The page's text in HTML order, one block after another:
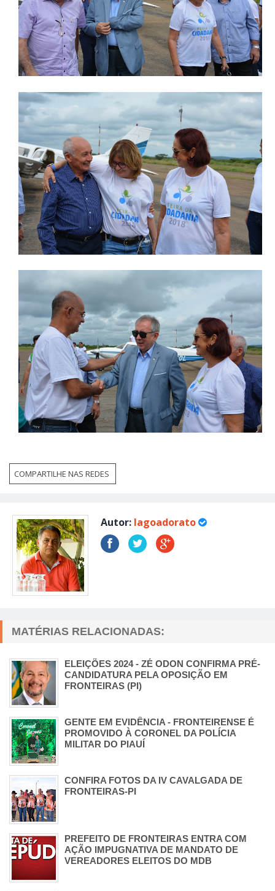
COMPARTILHE NAS REDES
Autor: lagoadorato
MATÉRIAS RELACIONADAS:
ELEIÇÕES 2024 - ZÉ ODON CONFIRMA PRÉ-
CANDIDATURA PELA OPOSIÇÃO EM
FRONTEIRAS (PI)
GENTE EM EVIDÊNCIA - FRONTEIRENSE É
PROMOVIDO À CORONEL DA POLÍCIA
MILITAR DO PIAUÍ
CONFIRA FOTOS DA IV CAVALGADA DE
FRONTEIRAS-PI
PREFEITO DE FRONTEIRAS ENTRA COM
AÇÃO IMPUGNATIVA DE MANDATO DE
VEREADORES ELEITOS DO MDB